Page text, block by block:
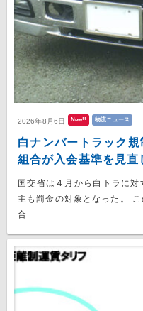
2026年8月6日 New!! 物流ニュース
白ナンバートラック
組合が入会基準を見直
国交省は４月から白トラに
主も罰金の対象となった。
合...